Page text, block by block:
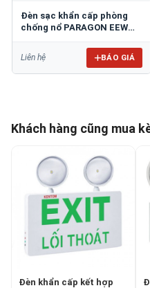
Đèn sạc khẩn cấp phòng
chống nổ PARAGON EEW
Liên hệ BÁO GIÁ
Khách hàng cũng mua
Đèn khẩn cấp kết hợp